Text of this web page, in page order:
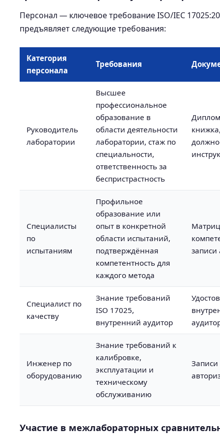
Персонал — ключевое требование ISO/IEC
предъявляет следующие требования:
Категория
персонала
Требования
Руководитель
лаборатории
Высшее
профессиональное
образование в
области деятельности
лаборатории, стаж по
специальности,
ответственность за
беспристрастность
Специалисты
по
испытаниям
Профильное
образование или
опыт в конкретной
области испытаний,
подтверждённая
компетентность для
каждого метода
записи
Специалист по
качеству
Знание требований
ISO 17025,
внутренний аудитор
Инженер по
оборудованию
Знание требований к
калибровке,
эксплуатации и
техническому
обслуживанию
Участие в межлабораторных